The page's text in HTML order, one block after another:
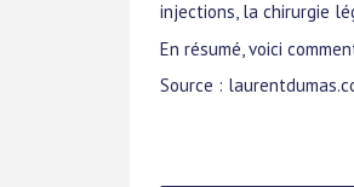
injections, la chirurgie
En résumé, voici
Source :